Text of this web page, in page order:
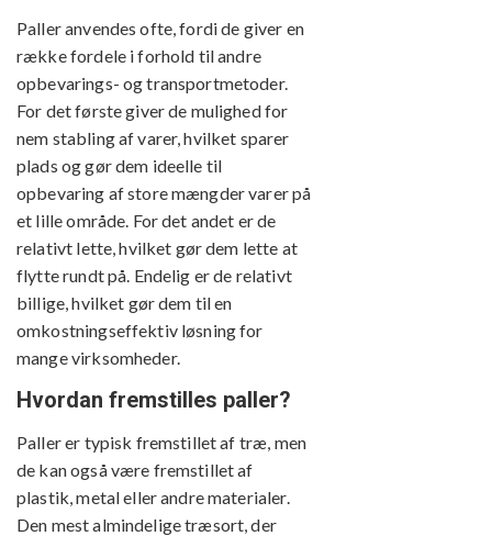
Paller anvendes ofte, fordi de giver en
række fordele i forhold til andre
opbevarings- og transportmetoder.
For det første giver de mulighed for
nem stabling af varer, hvilket sparer
plads og gør dem ideelle til
opbevaring af store mængder varer på
et lille område. For det andet er de
relativt lette, hvilket gør dem lette at
flytte rundt på. Endelig er de relativt
billige, hvilket gør dem til en
omkostningseffektiv løsning for
mange virksomheder.
Hvordan fremstilles paller?
Paller er typisk fremstillet af træ, men
de kan også være fremstillet af
plastik, metal eller andre materialer.
Den mest almindelige træsort, der